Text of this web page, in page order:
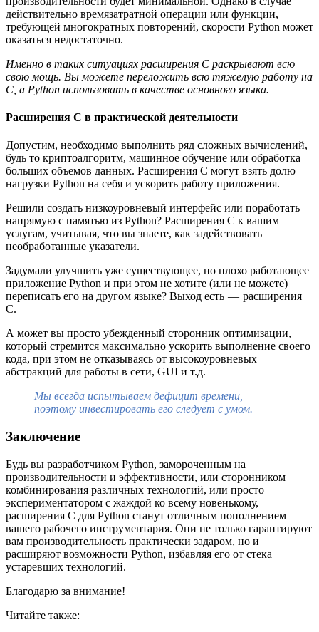
действительно времязатратной операции или функции,
требующей многократных повторений, скорости Python может
оказаться недостаточно.
Именно в таких ситуациях расширения С раскрывают всю
свою мощь. Вы можете переложить всю тяжелую работу на
С, а Python использовать в качестве основного языка.
Расширения С в практической деятельности
Допустим, необходимо выполнить ряд сложных вычислений,
будь то криптоалгоритм, машинное обучение или обработка
больших объемов данных. Расширения С могут взять долю
нагрузки Python на себя и ускорить работу приложения.
Решили создать низкоуровневый интерфейс или поработать
напрямую с памятью из Python? Расширения С к вашим
услугам, учитывая, что вы знаете, как задействовать
необработанные указатели.
Задумали улучшить уже существующее, но плохо работающее
приложение Python и при этом не хотите (или не можете)
переписать его на другом языке? Выход есть — расширения
С.
А может вы просто убежденный сторонник оптимизации,
который стремится максимально ускорить выполнение своего
кода, при этом не отказываясь от высокоуровневых
абстракций для работы в сети, GUI и т.д.
Мы всегда испытываем дефицит времени,
поэтому инвестировать его следует с умом.
Заключение
Будь вы разработчиком Python, замороченным на
производительности и эффективности, или сторонником
комбинирования различных технологий, или просто
экспериментатором с жаждой ко всему новенькому,
расширения С для Python станут отличным пополнением
вашего рабочего инструментария. Они не только гарантируют
вам производительность практически задаром, но и
расширяют возможности Python, избавляя его от стека
устаревших технологий.
Благодарю за внимание!
Читайте также: